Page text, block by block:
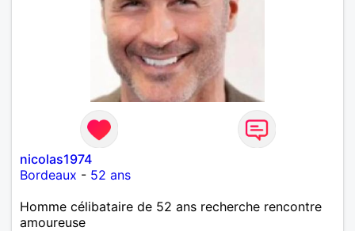
nicolas1974
Bordeaux - 52 ans
Homme célibataire de 52 ans recherche rencontre
amoureuse